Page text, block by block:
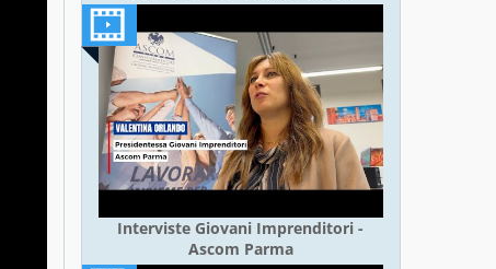
Interviste Giovani Imprenditori -
Ascom Parma